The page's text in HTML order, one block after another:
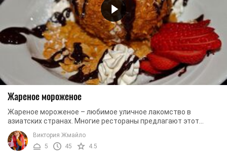
Жареное мороженое
Жареное мороженое – любимое уличное лакомство в
азиатских странах. Многие рестораны предлагают этот
десерт в меню. Вы и сами можете в домашних ...
Виктория Жмайло
5
45 4.5